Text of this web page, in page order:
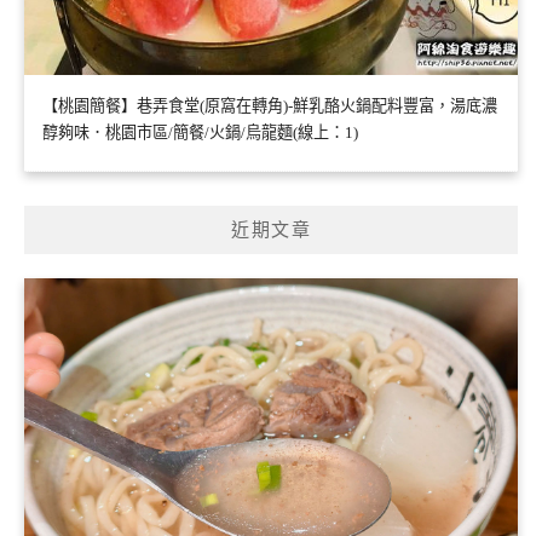
【桃園簡餐】巷弄食堂(原窩在轉角)-鮮乳酪火鍋配料豐富，湯底濃
醇夠味．桃園市區/簡餐/火鍋/烏龍麵(線上：1)
近期文章